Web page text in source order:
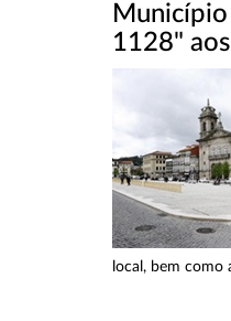
1128"
local, bem como